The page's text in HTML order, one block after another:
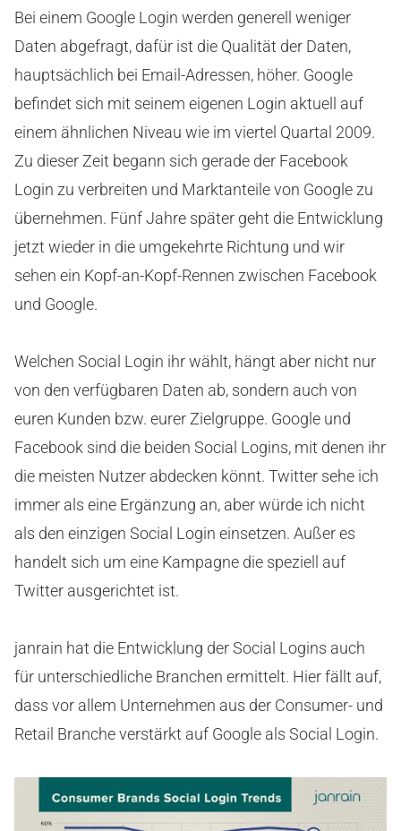
Bei einem Google Login werden generell weniger
Daten abgefragt, dafür ist die Qualität der Daten,
hauptsächlich bei Email-Adressen, höher. Google
befindet sich mit seinem eigenen Login aktuell auf
einem ähnlichen Niveau wie im viertel Quartal 2009.
Zu dieser Zeit begann sich gerade der Facebook
Login zu verbreiten und Marktanteile von Google zu
übernehmen. Fünf Jahre später geht die Entwicklung
jetzt wieder in die umgekehrte Richtung und wir
sehen ein Kopf-an-Kopf-Rennen zwischen Facebook
und Google.
Welchen Social Login ihr wählt, hängt aber nicht nur
von den verfügbaren Daten ab, sondern auch von
euren Kunden bzw. eurer Zielgruppe. Google und
Facebook sind die beiden Social Logins, mit denen ihr
die meisten Nutzer abdecken könnt. Twitter sehe ich
immer als eine Ergänzung an, aber würde ich nicht
als den einzigen Social Login einsetzen. Außer es
handelt sich um eine Kampagne die speziell auf
Twitter ausgerichtet ist.
janrain hat die Entwicklung der Social Logins auch
für unterschiedliche Branchen ermittelt. Hier fällt auf,
dass vor allem Unternehmen aus der Consumer- und
Retail Branche verstärkt auf Google als Social Login.